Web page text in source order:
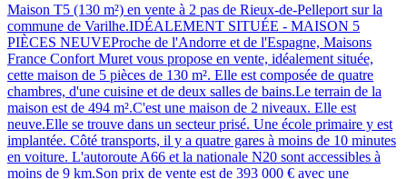
Maison T5 (130 m²) en vente à 2 pas de Rieux-de-Pelleport sur la
commune de Varilhe.IDÉALEMENT SITUÉE - MAISON 5
PIÈCES NEUVEProche de l'Andorre et de l'Espagne, Maisons
France Confort Muret vous propose en vente, idéalement située,
cette maison de 5 pièces de 130 m². Elle est composée de quatre
chambres, d'une cuisine et de deux salles de bains.Le terrain de la
maison est de 494 m².C'est une maison de 2 niveaux. Elle est
neuve.Elle se trouve dans un secteur prisé. Une école primaire y est
implantée. Côté transports, il y a quatre gares à moins de 10 minutes
en voiture. L'autoroute A66 et la nationale N20 sont accessibles à
moins de 9 km.Son prix de vente est de 393 000 € avec une